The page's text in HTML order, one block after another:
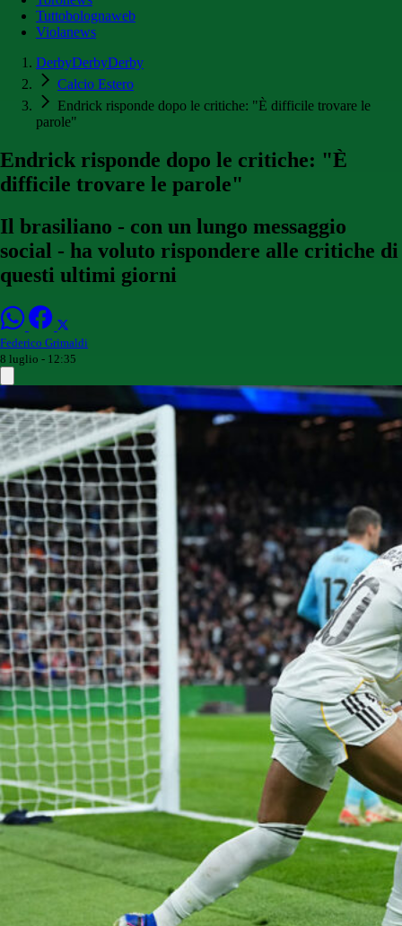
Tuttobolognaweb
Violanews
DerbyDerbyDerby
Calcio Estero
Endrick risponde dopo le critiche: "È difficile trovare le
parole"
Endrick risponde dopo le critiche: "È
difficile trovare le parole"
Il brasiliano - con un lungo messaggio
social - ha voluto rispondere alle critiche di
questi ultimi giorni
Federico Grimaldi
8 luglio - 12:35